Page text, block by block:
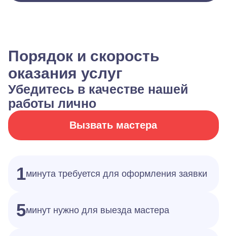
Порядок и скорость
оказания услуг
Убедитесь в качестве нашей
работы лично
Вызвать мастера
1минута требуется для оформления заявки
5минут нужно для выезда мастера